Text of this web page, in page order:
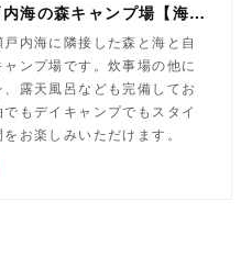
【岡山】瀬戸内海の森キャンプ場【海と森を楽しむ】
内海に隣接した森と海と自
ンプ場です。炊事場の他に
露天風呂なども完備してお
もデイキャンプでもスタイ
お楽しみいただけます。